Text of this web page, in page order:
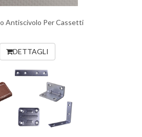
Antiscivolo Per Cassetti
DETTAGLI